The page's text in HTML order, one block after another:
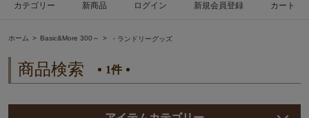
カテゴリー 新商品 ログイン 新規会員登録 カート
ホーム Basic&More 300～ ・ランドリーグッズ
商品検索 1件